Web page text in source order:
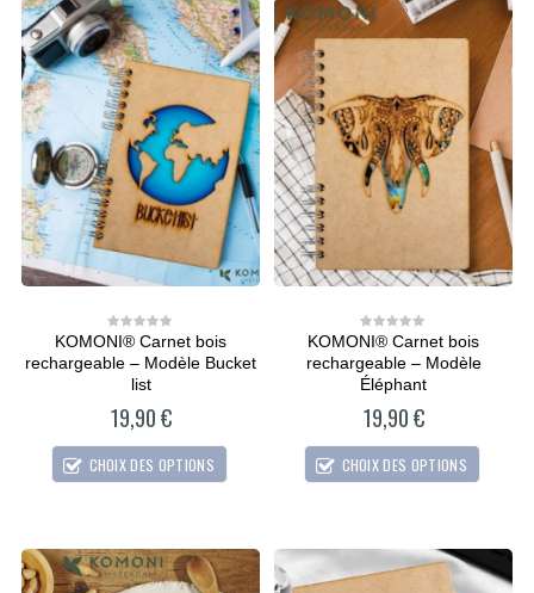
0
out
of
KOMONI® Carnet bois
rechargeable – Modèle Bucket
list
19,90€
CHOIX DES OPTIONS
0
of
5
KOMONI® Carnet bois
rechargeable – Modèle
Éléphant
19,90€
CHOIX DES OPTIONS